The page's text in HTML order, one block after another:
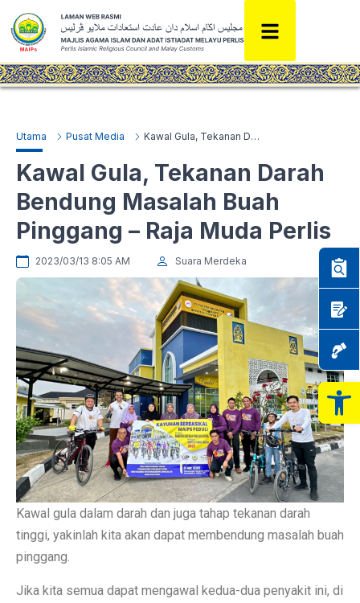
Utama Pusat Media Kawal Gula, Tekanan Darah Bendung Masalah Buah Pinggang – Raja Muda Perlis
Kawal Gula, Tekanan Darah
Bendung Masalah Buah
Pinggang – Raja Muda Perlis
2023/03/13 8:05 AM Suara Merdeka
Kawal gula dalam darah dan juga tahap tekanan darah
tinggi, yakinlah kita akan dapat membendung masalah buah
pinggang.
Jika kita semua dapat mengawal kedua-dua penyakit ini, di